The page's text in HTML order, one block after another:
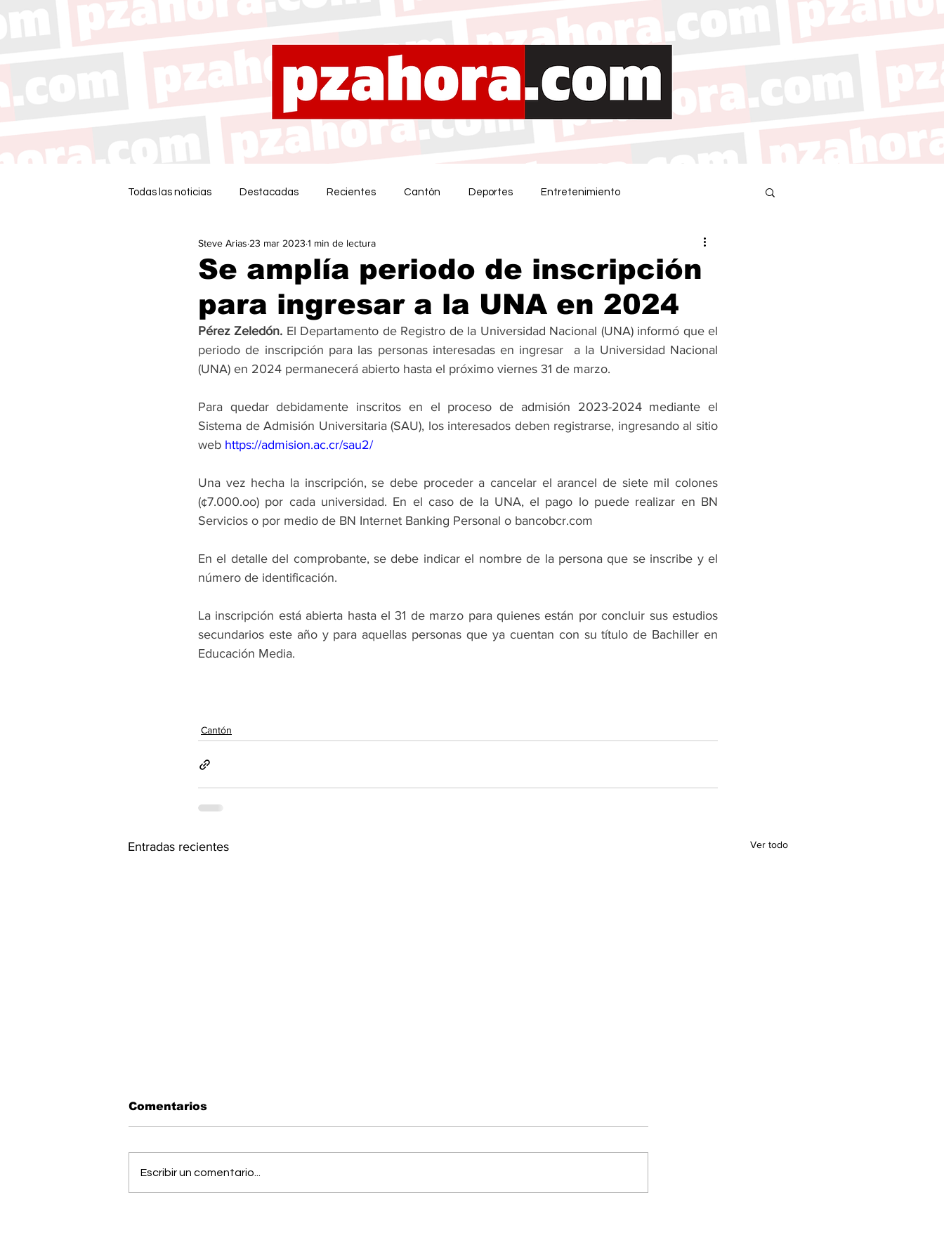
Todas las noticias Destacadas Recientes Cantón Deportes Entretenimiento
Se amplía periodo de inscripción
para ingresar a la UNA en 2024
Steve Arias 23 mar 2023 1 min de lectura
Pérez Zeledón. El Departamento de Registro de la Universidad Nacional (UNA) informó que el
periodo de inscripción para las personas interesadas en ingresar  a la Universidad Nacional
(UNA) en 2024 permanecerá abierto hasta el próximo viernes 31 de marzo.
Para quedar debidamente inscritos en el proceso de admisión 2023-2024 mediante el
Sistema de Admisión Universitaria (SAU), los interesados deben registrarse, ingresando al sitio
web https://admision.ac.cr/sau2/
Una vez hecha la inscripción, se debe proceder a cancelar el arancel de siete mil colones
(¢7.000.oo) por cada universidad. En el caso de la UNA, el pago lo puede realizar en BN
Servicios o por medio de BN Internet Banking Personal o bancobcr.com
En el detalle del comprobante, se debe indicar el nombre de la persona que se inscribe y el
número de identificación.
La inscripción está abierta hasta el 31 de marzo para quienes están por concluir sus estudios
secundarios este año y para aquellas personas que ya cuentan con su título de Bachiller en
Educación Media.
Cantón
Entradas recientes Ver todo
Comentarios
Escribir un comentario...